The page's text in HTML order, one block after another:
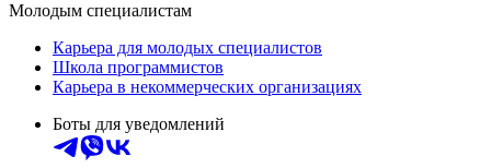
Молодым специалистам
Карьера для молодых специалистов
Школа программистов
Карьера в некоммерческих организациях
Боты для уведомлений